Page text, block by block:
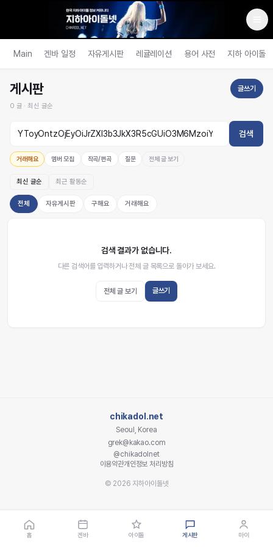
Main 겐바 일정 자유게시판 레귤레이션 용어 사전 지하 아이돌
게시판
0 글 ·최신 글순
글쓰기
검색
거래해요 멤버 모집 작곡/편곡 질문 전체 글 보기
최신 글순 최근 활동순
전체 자유게시판 구해요 거래해요
검색 결과가 없습니다.
다른 검색어를 입력하거나 전체 글 목록으로 돌아가 보세요.
전체 글 보기 글쓰기
chikadol.net
Seoul, Korea
grek@kakao.com
@chikadolnet
이용약관개인정보 처리방침
© 2026 지하아이돌넷
홈 겐바 아이돌 게시판 마이